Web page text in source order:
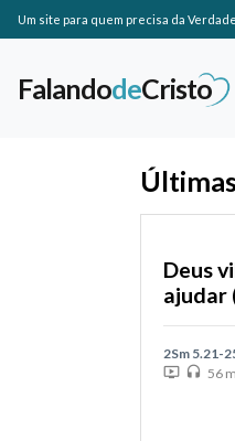
Um site para quem precisa da Verdade
FalandodeCristo
Deus
ajudar
2Sm 5.21-
ondemand_video headset 56